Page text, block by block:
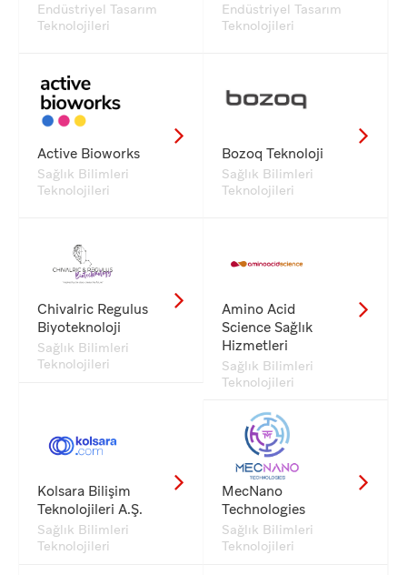
Endüstriyel Tasarım
Teknolojileri
Endüstriyel Tasarım
Teknolojileri
Active Bioworks
Sağlık Bilimleri
Teknolojileri
Bozoq Teknoloji
Sağlık Bilimleri
Teknolojileri
Chivalric Regulus
Biyoteknoloji
Sağlık Bilimleri
Teknolojileri
Amino Acid
Science Sağlık
Hizmetleri
Sağlık Bilimleri
Teknolojileri
Kolsara Bilişim
Teknolojileri A.Ş.
Sağlık Bilimleri
Teknolojileri
MecNano
Technologies
Sağlık Bilimleri
Teknolojileri